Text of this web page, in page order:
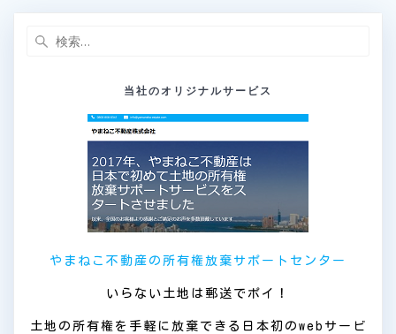
ビ
当社のオリジナルサービス
やまねこ不動産の所有権放棄サポートセンター
いらない土地は郵送でポイ！
土地の所有権を手軽に放棄できる日本初のwebサービ